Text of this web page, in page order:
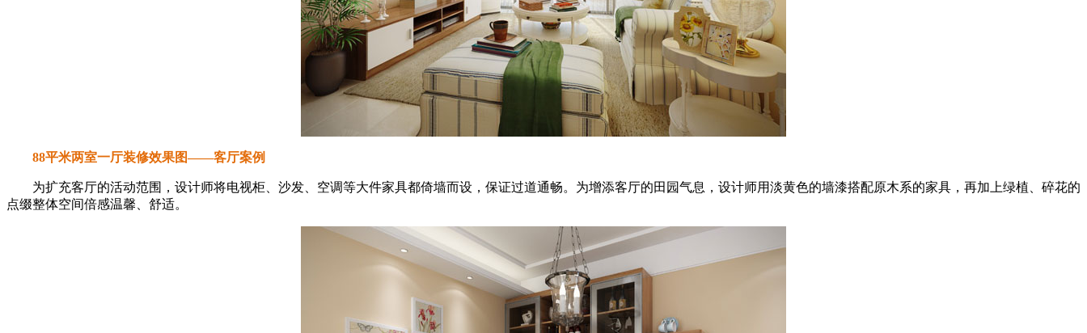
88平米两室一厅装修效果图——客厅案例
为扩充客厅的活动范围，设计师将电视柜、沙发、空调等大件家具都倚墙而设，保证过道通畅。为增添客厅的田园气息，设计师用淡黄色的墙漆搭配原木系的家具，再加上绿植、碎花的
点缀整体空间倍感温馨、舒适。